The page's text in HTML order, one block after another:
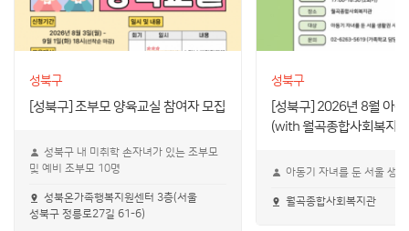
성북구
[성북구] 조부모 양육교실 참여자 모집
성북구 내 미취학 손자녀가 있는 조부모
및 예비 조부모 10명
성북온가족행복지원센터 3층(서울
성북구 정릉로27길 61-6)
성북구
[성북구] 2026년 8월 아
(with 월곡종합사회복지
아동기 자녀를 둔 서울 생
월곡종합사회복지관